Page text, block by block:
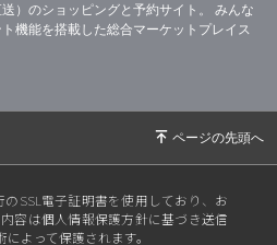
）のショッピングと予約サイト。
みんな
機能を搭載した総合マーケットプレイス
のSSL電子証明書を使用しており、お
容は個人情報保護方針に基づき送信
よって保護されます。